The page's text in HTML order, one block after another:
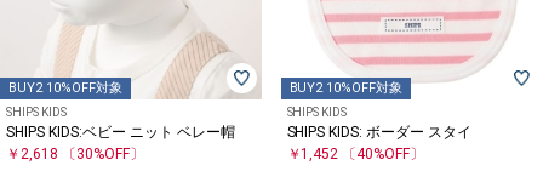
BUY2 10%OFF対象
SHIPS KIDS
SHIPS KIDS:ベビー ニット ベレー帽
￥2,618 〔30%OFF〕
BUY2 10%OFF対象
SHIPS KIDS
SHIPS KIDS: ボーダー スタイ
￥1,452 〔40%OFF〕